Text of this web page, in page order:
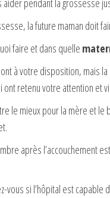
pendant la grossesse
la future maman doit
faire et dans quelle
à votre disposition, mais
ont retenu votre attention et
le mieux pour la mère et
après l’accouchement
vous si l’hôpital est